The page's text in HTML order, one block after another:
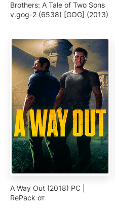
Brothers: A Tale of Two Sons
v.gog-2 (6538) [GOG] (2013)
A Way Out (2018) PC |
RePack от